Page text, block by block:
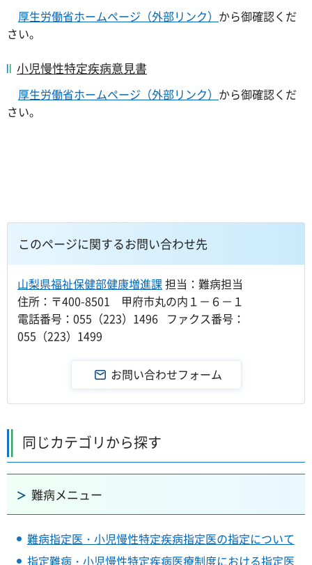
厚生労働省ホームページ（外部リンク） から御確認くだ
さい。
小児慢性特定疾病意見書
厚生労働省ホームページ（外部リンク） から御確認くだ
さい。
このページに関するお問い合わせ先
山梨県福祉保健部健康増進課担当：難病担当
住所：〒400-8501 甲府市丸の内１－６－１
電話番号：055（223）1496 ファクス番号：
055（223）1499
同じカテゴリから探す
難病メニュー
難病指定医・小児慢性特定疾病指定医の指定について
指定難病・小児慢性特定疾病医療制度における指定医